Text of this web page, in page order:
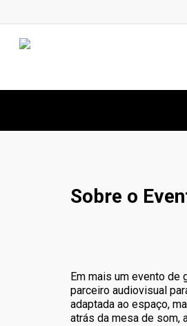
content
Sobre o
Em mais um evento de
parceiro audiovisual
adaptada ao espaço,
atrás da mesa de som,